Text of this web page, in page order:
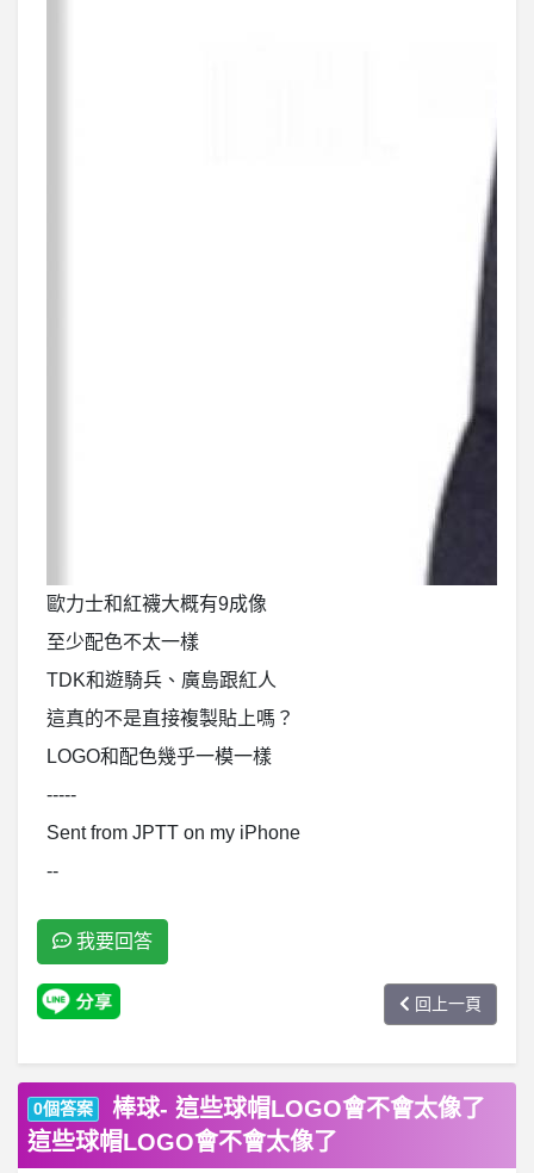
歐力士和紅襪大概有9成像
至少配色不太一樣
TDK和遊騎兵、廣島跟紅人
這真的不是直接複製貼上嗎？
LOGO和配色幾乎一模一樣
-----
Sent from JPTT on my iPhone
--
我要回答
回上一頁
0個答案
棒球- 這些球帽LOGO會不會太像了
這些球帽LOGO會不會太像了